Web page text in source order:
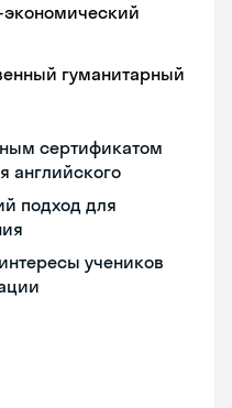
гуманитарный
сертификатом
английского
подход для
учеников